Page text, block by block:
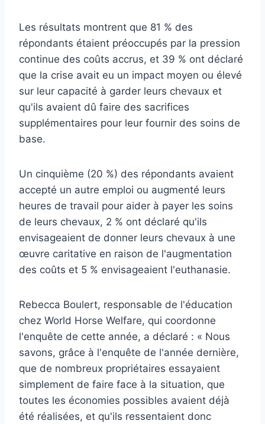
Les résultats montrent que 81 % des
répondants étaient préoccupés par la pression
continue des coûts accrus, et 39 % ont déclaré
que la crise avait eu un impact moyen ou élevé
sur leur capacité à garder leurs chevaux et
qu'ils avaient dû faire des sacrifices
supplémentaires pour leur fournir des soins de
base.
Un cinquième (20 %) des répondants avaient
accepté un autre emploi ou augmenté leurs
heures de travail pour aider à payer les soins
de leurs chevaux, 2 % ont déclaré qu'ils
envisageaient de donner leurs chevaux à une
œuvre caritative en raison de l'augmentation
des coûts et 5 % envisageaient l'euthanasie.
Rebecca Boulert, responsable de l'éducation
chez World Horse Welfare, qui coordonne
l'enquête de cette année, a déclaré : « Nous
savons, grâce à l'enquête de l'année dernière,
que de nombreux propriétaires essayaient
simplement de faire face à la situation, que
toutes les économies possibles avaient déjà
été réalisées, et qu'ils ressentaient donc